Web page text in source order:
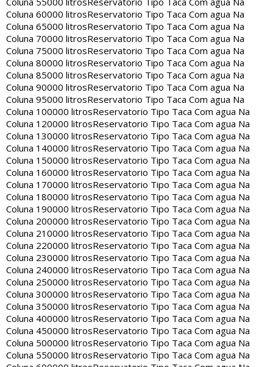
Coluna 60000 litrosReservatorio Tipo Taca Com agua Na
Coluna 65000 litrosReservatorio Tipo Taca Com agua Na
Coluna 70000 litrosReservatorio Tipo Taca Com agua Na
Coluna 75000 litrosReservatorio Tipo Taca Com agua Na
Coluna 80000 litrosReservatorio Tipo Taca Com agua Na
Coluna 85000 litrosReservatorio Tipo Taca Com agua Na
Coluna 90000 litrosReservatorio Tipo Taca Com agua Na
Coluna 95000 litrosReservatorio Tipo Taca Com agua Na
Coluna 100000 litrosReservatorio Tipo Taca Com agua Na
Coluna 120000 litrosReservatorio Tipo Taca Com agua Na
Coluna 130000 litrosReservatorio Tipo Taca Com agua Na
Coluna 140000 litrosReservatorio Tipo Taca Com agua Na
Coluna 150000 litrosReservatorio Tipo Taca Com agua Na
Coluna 160000 litrosReservatorio Tipo Taca Com agua Na
Coluna 170000 litrosReservatorio Tipo Taca Com agua Na
Coluna 180000 litrosReservatorio Tipo Taca Com agua Na
Coluna 190000 litrosReservatorio Tipo Taca Com agua Na
Coluna 200000 litrosReservatorio Tipo Taca Com agua Na
Coluna 210000 litrosReservatorio Tipo Taca Com agua Na
Coluna 220000 litrosReservatorio Tipo Taca Com agua Na
Coluna 230000 litrosReservatorio Tipo Taca Com agua Na
Coluna 240000 litrosReservatorio Tipo Taca Com agua Na
Coluna 250000 litrosReservatorio Tipo Taca Com agua Na
Coluna 300000 litrosReservatorio Tipo Taca Com agua Na
Coluna 350000 litrosReservatorio Tipo Taca Com agua Na
Coluna 400000 litrosReservatorio Tipo Taca Com agua Na
Coluna 450000 litrosReservatorio Tipo Taca Com agua Na
Coluna 500000 litrosReservatorio Tipo Taca Com agua Na
Coluna 550000 litrosReservatorio Tipo Taca Com agua Na